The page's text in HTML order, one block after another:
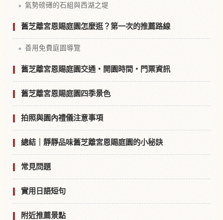
氣勢磅礡的石組與西湖之堤
舊芝離宮恩賜庭園怎麼逛？第一次的推薦路線
善用免費庭園導覽
舊芝離宮恩賜庭園交通・開園時間・門票資訊
舊芝離宮恩賜庭園四季景色
拍照與園內禮儀注意事項
總結｜靜靜品味舊芝離宮恩賜庭園的小秘訣
常見問題
實用日語短句
附近推薦景點